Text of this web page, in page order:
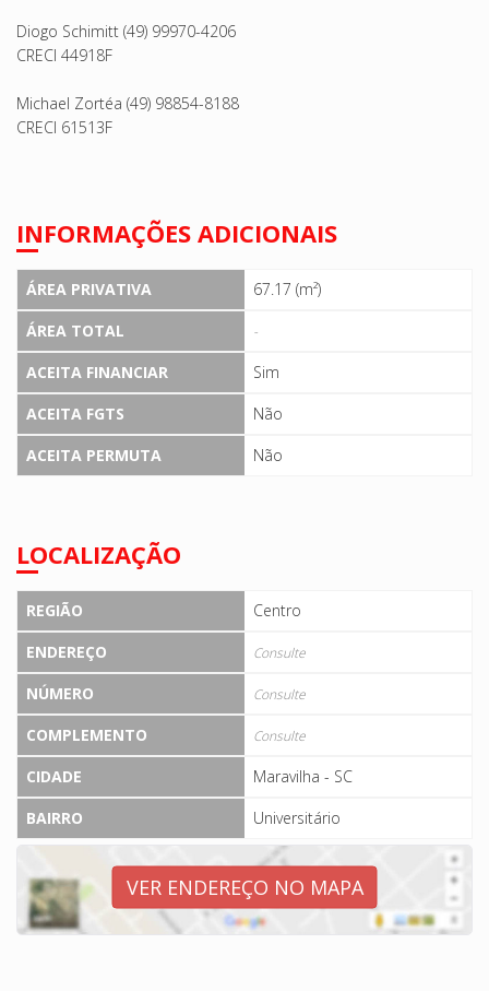
Diogo Schimitt (49) 99970-4206
CRECI 44918F
Michael Zortéa (49) 98854-8188
CRECI 61513F
INFORMAÇÕES ADICIONAIS
ÁREA PRIVATIVA
67.17 (m²)
ÁREA TOTAL
-
ACEITA FINANCIAR
Sim
ACEITA FGTS
Não
ACEITA PERMUTA
Não
LOCALIZAÇÃO
REGIÃO
Centro
ENDEREÇO
Consulte
NÚMERO Consulte
COMPLEMENTO Consulte
CIDADE
Maravilha - SC
BAIRRO
Universitário
VER ENDEREÇO NO MAPA